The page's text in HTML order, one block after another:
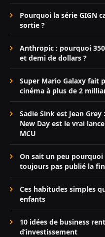
Pourquoi la série GIGN
sortie ?
Anthropic : pourquoi
et demi de dollars ?
Super Mario Galaxy fait
cinéma à plus de 2
Sadie Sink est Jean
New Day est le vrai
MCU
On sait un peu pourquoi
toujours pas publié la
Ces habitudes simples
enfants
10 idées de business
d’investissement